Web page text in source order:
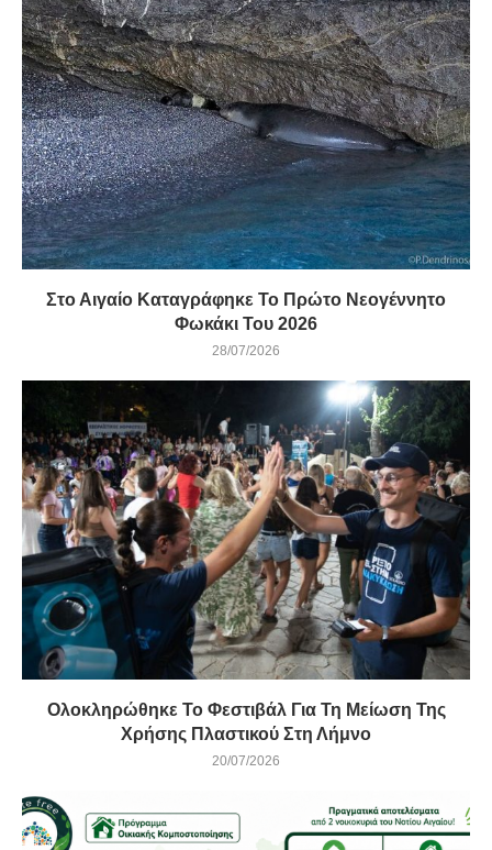
Στο Αιγαίο Καταγράφηκε Το Πρώτο Νεογέννητο
Φωκάκι Του 2026
28/07/2026
Ολοκληρώθηκε Το Φεστιβάλ Για Τη Μείωση Της
Χρήσης Πλαστικού Στη Λήμνο
20/07/2026